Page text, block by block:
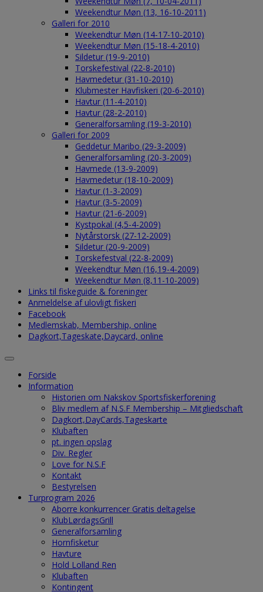
Weekendtur Møn (13, 16-10-2011)
Galleri for 2010
Weekendtur Møn (14-17-10-2010)
Weekendtur Møn (15-18-4-2010)
Sildetur (19-9-2010)
Torskefestival (22-8-2010)
Havmedetur (31-10-2010)
Klubmester Havfiskeri (20-6-2010)
Havtur (11-4-2010)
Havtur (28-2-2010)
Generalforsamling (19-3-2010)
Galleri for 2009
Geddetur Maribo (29-3-2009)
Generalforsamling (20-3-2009)
Havmede (13-9-2009)
Havmedetur (18-10-2009)
Havtur (1-3-2009)
Havtur (3-5-2009)
Havtur (21-6-2009)
Kystpokal (4,5-4-2009)
Nytårstorsk (27-12-2009)
Sildetur (20-9-2009)
Torskefestval (22-8-2009)
Weekendtur Møn (16,19-4-2009)
Weekendtur Møn (8,11-10-2009)
Links til fiskeguide & foreninger
Anmeldelse af ulovligt fiskeri
Facebook
Medlemskab, Membership, online
Dagkort,Tageskate,Daycard, online
Forside
Information
Historien om Nakskov Sportsfiskerforening
Bliv medlem af N.S.F Membership – Mitgliedschaft
Dagkort,DayCards,Tageskarte
Klubaften
pt. ingen opslag
Div. Regler
Love for N.S.F
Kontakt
Bestyrelsen
Turprogram 2026
Aborre konkurrencer Gratis deltagelse
KlubLørdagsGrill
Generalforsamling
Hornfisketur
Havture
Hold Lolland Ren
Klubaften
Kontingent